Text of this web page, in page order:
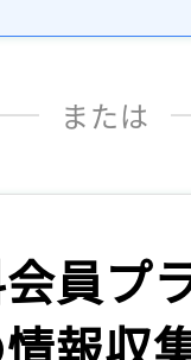
または
員プ